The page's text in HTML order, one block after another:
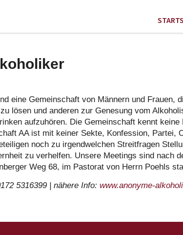
eine Gemeinschaft von Männern und Frauen,
lösen und anderen zur Genesung vom
aufzuhören. Die Gemeinschaft kennt
AA ist mit keiner Sekte, Konfession,
noch zu irgendwelchen Streitfragen
zu verhelfen. Unsere Meetings sind nach
Weg 68, im Pastorat von Herrn Poehls
5316399 | nähere Info: www.anonyme-